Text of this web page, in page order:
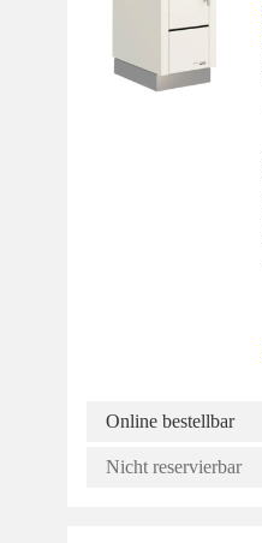
Online bestellbar
Nicht reservierbar